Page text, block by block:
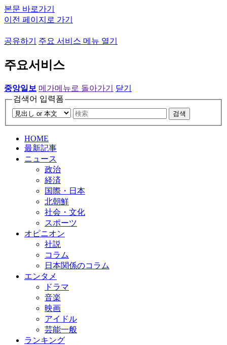
본문 바로가기
이전 페이지로 가기
공유하기 주요 서비스 메뉴 열기
주요서비스
중앙일보 메가메뉴로 돌아가기
닫기
검색어 입력폼
검색
HOME
最新記事
ニュース
政治
経済
国際・日本
北朝鮮
社会・文化
スポーツ
オピニオン
社説
コラム
日本関係のコラム
エンタメ
ドラマ
音楽
映画
アイドル
芸能一般
ランキング